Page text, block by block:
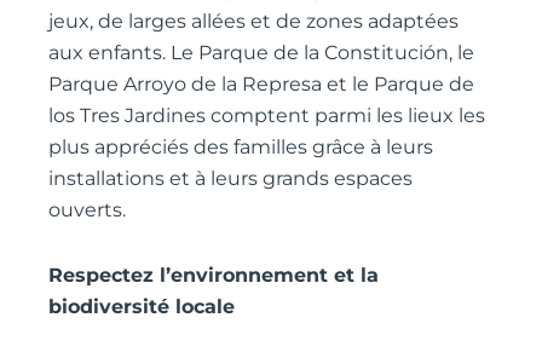
jeux, de larges allées et de zones adaptées
aux enfants. Le Parque de la Constitución, le
Parque Arroyo de la Represa et le Parque de
los Tres Jardines comptent parmi les lieux les
plus appréciés des familles grâce à leurs
installations et à leurs grands espaces
ouverts.
Respectez l’environnement et la
biodiversité locale